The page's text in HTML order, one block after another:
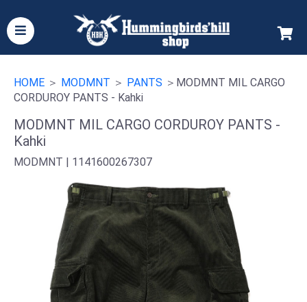
HOME ＞ MODMNT ＞ PANTS ＞MODMNT MIL CARGO
CORDUROY PANTS - Kahki
MODMNT MIL CARGO CORDUROY PANTS -
Kahki
MODMNT | 1141600267307